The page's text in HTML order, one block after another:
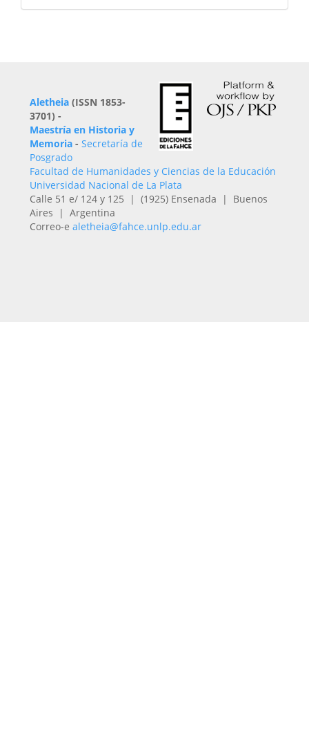
Aletheia (ISSN 1853-
3701) -
Maestría en Historia y
Memoria - Secretaría de
Posgrado
Facultad de Humanidades y Ciencias de la Educación
Universidad Nacional de La Plata
Calle 51 e/ 124 y 125 | (1925) Ensenada | Buenos
Aires | Argentina
Correo-e aletheia@fahce.unlp.edu.ar